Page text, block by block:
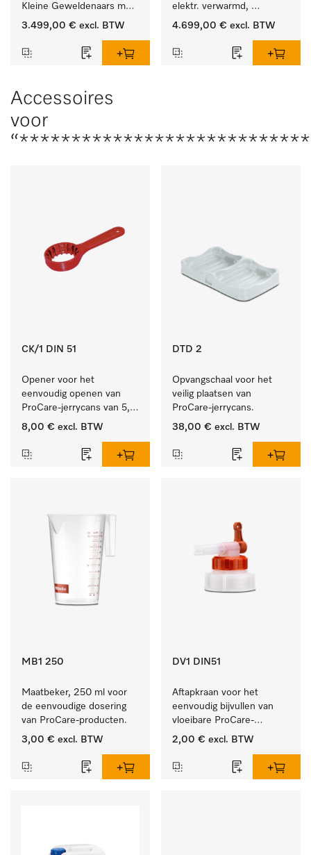
Kleine Geweldenaars met
zeer laag energieverbruik
3.499,00 € excl. BTW
elektr. verwarmd,
afvoerklep en
programma's.
Vermogen 8 kg  in 49 min
4.699,00 € excl. BTW
Accessoires
voor
CK/1 DIN 51
Opener voor het
eenvoudig openen van
ProCare-jerrycans van 5,
10 en 20 l.
8,00 € excl. BTW
DTD 2
Opvangschaal voor het
veilig plaatsen van
ProCare-jerrycans.
38,00 € excl. BTW
MB1 250
Maatbeker, 250 ml voor
de eenvoudige dosering
van ProCare-producten.
3,00 € excl. BTW
DV1 DIN51
Aftapkraan voor het
eenvoudig bijvullen van
vloeibare ProCare-
producten.
2,00 € excl. BTW